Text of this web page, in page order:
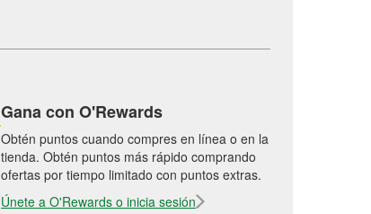
Gana con O'Rewards
Obtén puntos cuando compres en línea o en la
tienda. Obtén puntos más rápido comprando
ofertas por tiempo limitado con puntos extras.
Únete a O'Rewards o inicia sesión